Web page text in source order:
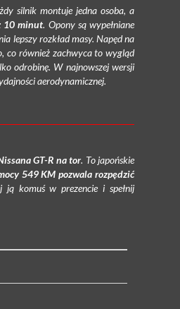
silnik montuje jedna osoba, a
10 minut. Opony są wypełniane
lepszy rozkład masy. Napęd na
co również zachwyca to wygląd
odrobinę. W najnowszej wersji
aerodynamicznej.
GT-R na tor. To japońskie
549 KM pozwala rozpędzić
komuś w prezencie i spełnij